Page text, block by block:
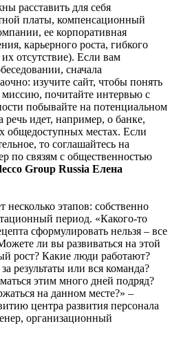
расставить для себя
платы, компенсационный
ее корпоративная
карьерного роста, гибкого
отсутствие). Если вам
сначала
изучите сайт, чтобы понять
почитайте интервью с
побывайте на потенциальном
речь идет, например, о банке,
общедоступных местах. Если
то соглашайтесь на
по связям с общественностью
Group Russia Елена
несколько этапов: собственно
период. «Какого-то
сформулировать нельзя – все
ли вы развиваться на этой
рост? Какие люди работают?
результаты или вся команда?
этим много дней подряд?
на данном месте?» –
центра развития персонала
организационный